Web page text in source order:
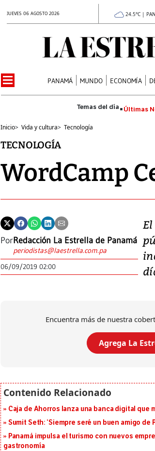
JUEVES 06 AGOSTO 2026 24.5°C |
PANAMÁ MUNDO ECONOMÍA
Últimas
Inicio> Vida y cultura> Tecnología
TECNOLOGÍA
WordCamp
PorRedacción La Estrella de Panamá
periodistas@laestrella.com.pa
06/09/2019 02:00
Encuentra más de nuestra
Agrega La
Caja de Ahorros lanza una banca digital que
Sumit Seth: ‘Siempre seré un buen amigo de
Panamá impulsa el turismo con nuevos
gastronomía